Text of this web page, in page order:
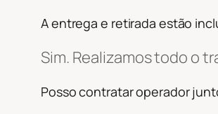
A entrega e retirada estão
Sim. Realizamos todo o
Posso contratar operador